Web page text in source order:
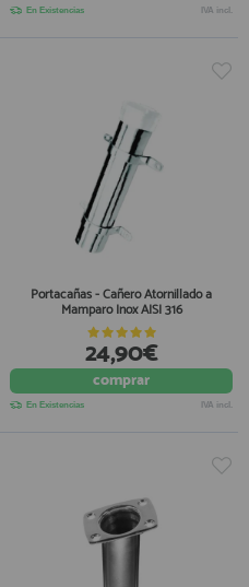
En Existencias IVA incl.
Portacañas - Cañero Atornillado a
Mamparo Inox AISI 316
24,90€
comprar
En Existencias IVA incl.